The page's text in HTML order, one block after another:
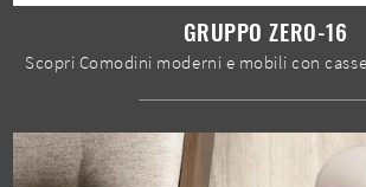
GRUPPO ZERO-16